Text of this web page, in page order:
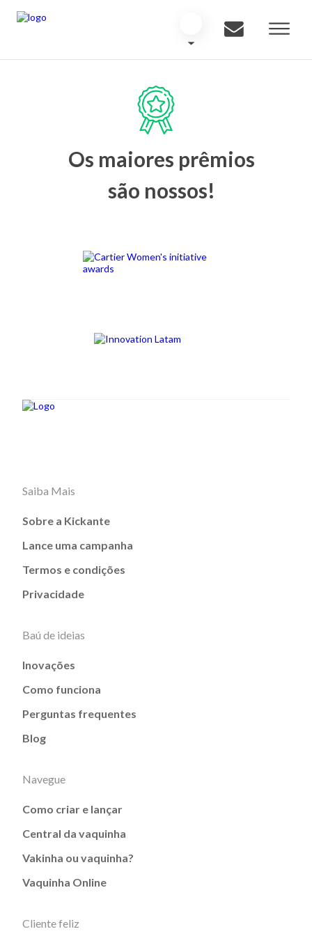
Os maiores prêmios
são nossos!
Saiba Mais
Sobre a Kickante
Lance uma campanha
Termos e condições
Privacidade
Baú de ideias
Inovações
Como funciona
Perguntas frequentes
Blog
Navegue
Como criar e lançar
Central da vaquinha
Vakinha ou vaquinha?
Vaquinha Online
Cliente feliz